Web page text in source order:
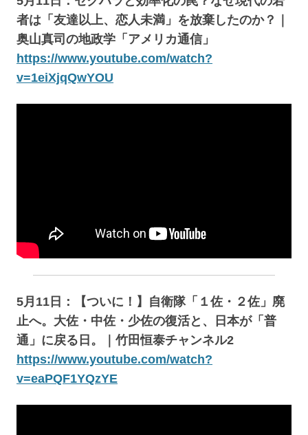
者は「友達以上、恋人未満」を放棄したのか？｜
奥山真司の地政学「アメリカ通信」
https://www.youtube.com/watch?
v=1eiXjqQwYOU
5月11日：【ついに！】自衛隊「１佐・２佐」廃
止へ。大佐・中佐・少佐の復活と、日本が「普
通」に戻る日。｜竹田恒泰チャンネル2
https://www.youtube.com/watch?
v=eaPQF1YQzYE